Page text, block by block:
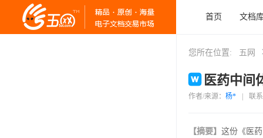
首页 文档
您所在位置: 五网
医药中间
作者/来源： 杨* 联
【摘要】 这份《医